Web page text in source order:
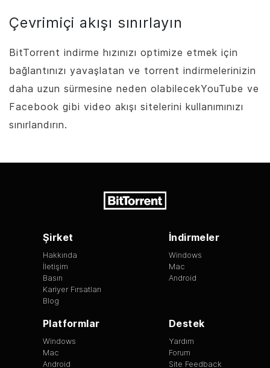
Çevrimiçi akışı sınırlayın
BitTorrent indirme hızınızı optimize etmek için
bağlantınızı yavaşlatan ve torrent indirmelerinizin
daha uzun sürmesine neden olabilecekYouTube ve
Facebook gibi video akışı sitelerini kullanımınızı
sınırlandırın.
Şirket
Hakkında
İletişim
Basın
Kariyer Fırsatları
Blog
İndirmeler
Windows
Mac
Android
Platformlar
Windows
Mac
Android
Destek
Yardım
Forum
Site Feedback